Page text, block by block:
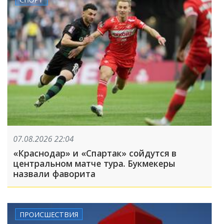
07.08.2026 22:04
«Краснодар» и «Спартак» сойдутся в
центральном матче тура. Букмекеры
назвали фаворита
ПРОИСШЕСТВИЯ